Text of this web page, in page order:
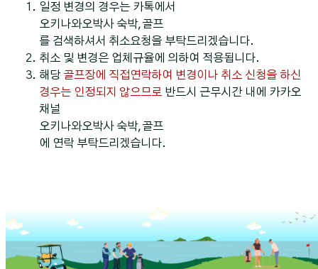
일정 변경의 경우는 카톡에서
오키나와오박사 숙박,골프
를 검색하셔서 취소요청을 부탁드리겠습니다.
취소 및 변경은 업체규율에 의하여 적용됩니다.
해당 골프장에 직접연락하여 변경이나 취소 신청을 하신
경우는 인정되지 않으므로 반드시 근무시간 내에 카카오
채널
오키나와오박사 숙박,골프
에 연락 부탁드리겠습니다.